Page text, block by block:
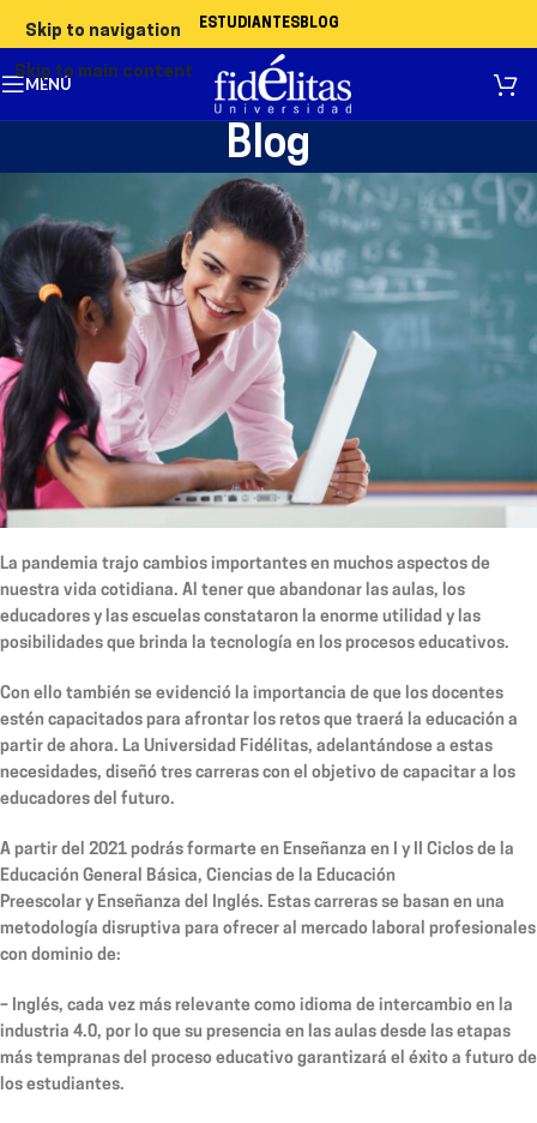
Skip to navigation
Skip to main content
ESTUDIANTESBLOG
MENÚ
Blog
La pandemia trajo cambios importantes en muchos aspectos de
nuestra vida cotidiana. Al tener que abandonar las aulas, los
educadores y las escuelas constataron la enorme utilidad y las
posibilidades que brinda la tecnología en los procesos educativos.
Con ello también se evidenció la importancia de que los docentes
estén capacitados para afrontar los retos que traerá la educación a
partir de ahora. La Universidad Fidélitas, adelantándose a estas
necesidades, diseñó tres carreras con el objetivo de capacitar a los
educadores del futuro.
A partir del 2021 podrás formarte en Enseñanza en I y II Ciclos de la
Educación General Básica, Ciencias de la Educación
Preescolar y Enseñanza del Inglés. Estas carreras se basan en una
metodología disruptiva para ofrecer al mercado laboral profesionales
con dominio de:
– Inglés, cada vez más relevante como idioma de intercambio en la
industria 4.0, por lo que su presencia en las aulas desde las etapas
más tempranas del proceso educativo garantizará el éxito a futuro de
los estudiantes.